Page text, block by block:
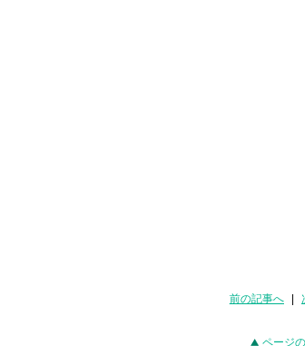
前の記事へ
ページ